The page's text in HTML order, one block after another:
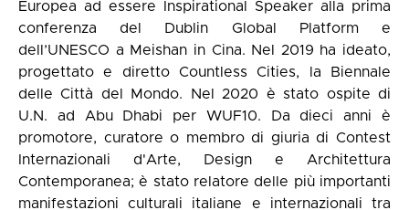
Europea ad essere Inspirational Speaker alla prima
conferenza del Dublin Global Platform e
dell’UNESCO a Meishan in Cina. Nel 2019 ha ideato,
progettato e diretto Countless Cities, la Biennale
delle Città del Mondo. Nel 2020 è stato ospite di
U.N. ad Abu Dhabi per WUF10. Da dieci anni è
promotore, curatore o membro di giuria di Contest
Internazionali d'Arte, Design e Architettura
Contemporanea; è stato relatore delle più importanti
manifestazioni culturali italiane e internazionali tra